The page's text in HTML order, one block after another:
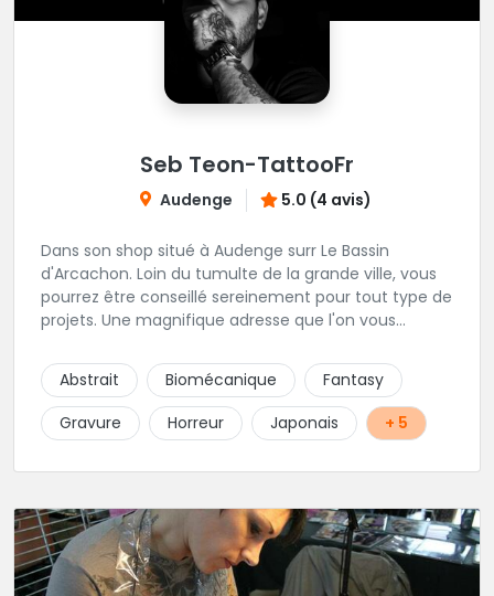
Seb Teon-TattooFr
Audenge 5.0 (4 avis)
Dans son shop situé à Audenge surr Le Bassin
d'Arcachon. Loin du tumulte de la grande ville, vous
pourrez être conseillé sereinement pour tout type de
projets. Une magnifique adresse que l'on vous
et passages au shop sur rendez-vous également.
Abstrait Biomécanique
Fantasy
Gravure
Horreur Japonais + 5